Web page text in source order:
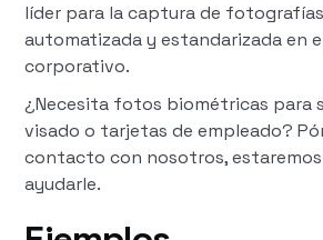
líder para la captura de
automatizada y estandarizada en
corporativo.
¿Necesita fotos biométricas para
visado o tarjetas de empleado?
contacto con nosotros,
ayudarle.